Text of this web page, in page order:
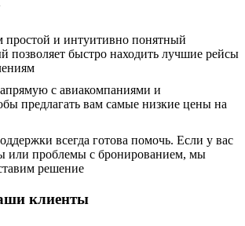
простой и интуитивно понятный
позволяет быстро находить лучшие рейсы
с авиакомпаниями и
предлагать вам самые низкие цены на
всегда готова помочь. Если у вас
или проблемы с бронированием, мы
решение
клиенты